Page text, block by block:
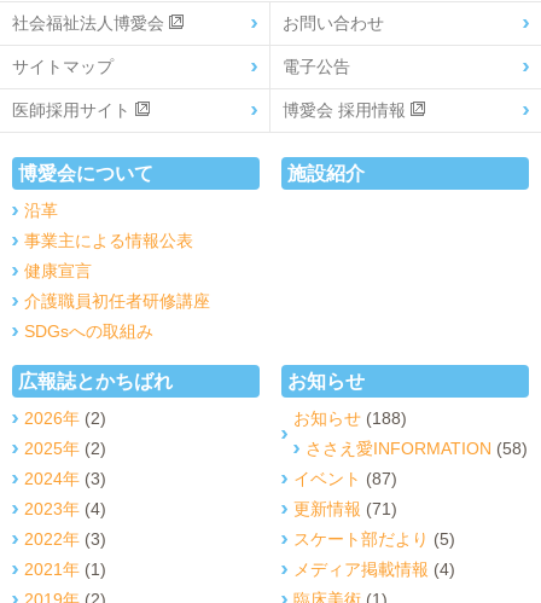
社会福祉法人博愛会 お問い合わせ
サイトマップ 電子公告
医師採用サイト 博愛会 採用情報
博愛会について
沿革
事業主による情報公表
健康宣言
介護職員初任者研修講座
SDGsへの取組み
施設紹介
広報誌とかちばれ
2026年 (2)
2025年 (2)
2024年 (3)
2023年 (4)
2022年 (3)
2021年 (1)
2019年 (2)
お知らせ
お知らせ(188)
ささえ愛INFORMATION (58)
イベント (87)
更新情報 (71)
スケート部だより (5)
メディア掲載情報 (4)
臨床美術(1)